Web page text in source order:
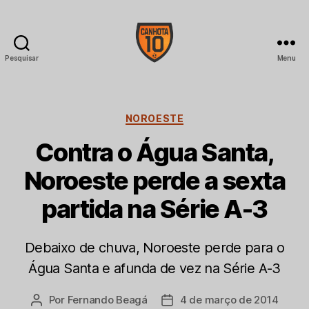
Pesquisar Menu
Categorias
NOROESTE
Contra o Água Santa,
Noroeste perde a sexta
partida na Série A-3
Debaixo de chuva, Noroeste perde para o
Água Santa e afunda de vez na Série A-3
Autor
Por Fernando Beagá
Data4 de março de 2014